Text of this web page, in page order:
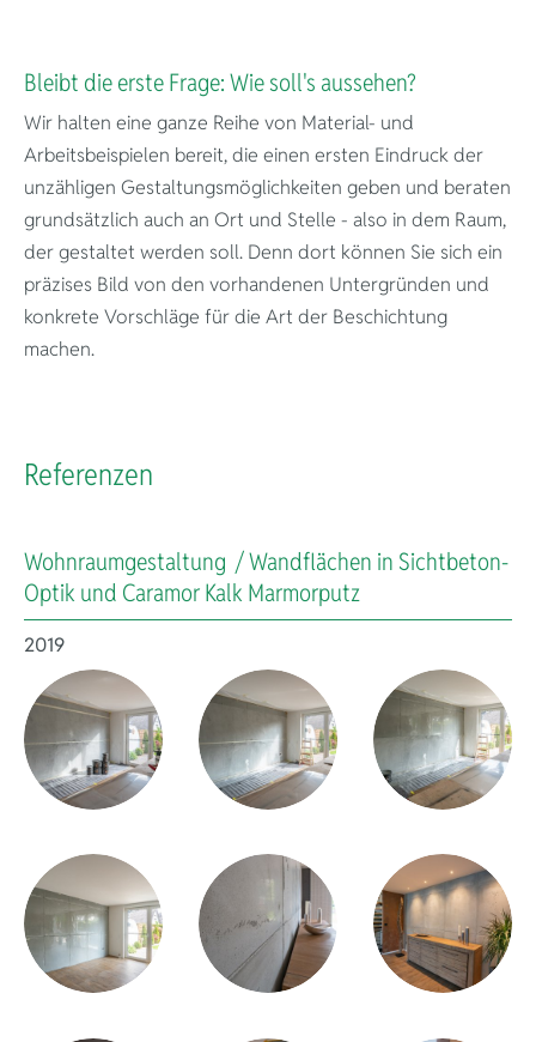
Kreativität,
Bleibt die erste Frage: Wie soll's aussehen?
Wir halten eine ganze Reihe von Material- und
Arbeitsbeispielen bereit, die einen ersten Eindruck der
unzähligen Gestaltungsmöglichkeiten geben und beraten
grundsätzlich auch an Ort und Stelle - also in dem Raum,
der gestaltet werden soll. Denn dort können Sie sich ein
präzises Bild von den vorhandenen Untergründen und
konkrete Vorschläge für die Art der Beschichtung
machen.
Referenzen
Wohnraumgestaltung / Wandflächen in Sichtbeton-
Optik und Caramor Kalk Marmorputz
2019